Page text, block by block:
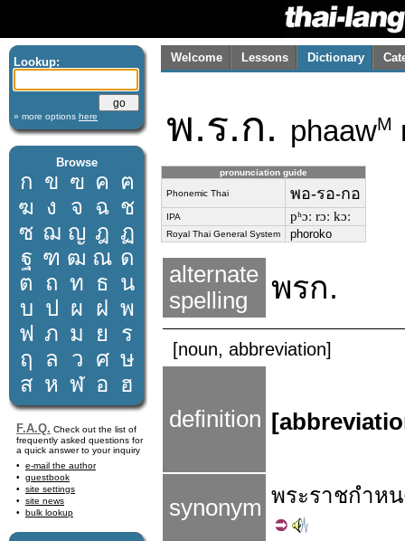
Lookup:
» more options here
Browse
ก ข ฃ ค ฅ
ฆ ง จ ฉ ช
ซ ฌ ญ ฎ ฏ
ฐ ฑ ฒ ณ ด
ต ถ ท ธ น
บ ป ผ ฝ พ
ฟ ภ ม ย
ร
ฤ
ล ว ศ ษ
ส ห ฬ อ ฮ
F.A.Q. Check out the list of
frequently asked questions for
a quick answer to your inquiry
e-mail the author
guestbook
site settings
site news
bulk lookup
Welcome Lessons Dictionary
พ.ร.ก. phaawM
pronunciation guide
Phonemic Thai พอ-รอ-กอ
IPA pʰɔː rɔː kɔː
Royal Thai General System phoroko
alternate
spelling
พรก.
[noun, abbreviation]
definition
synonym พระราชกำห